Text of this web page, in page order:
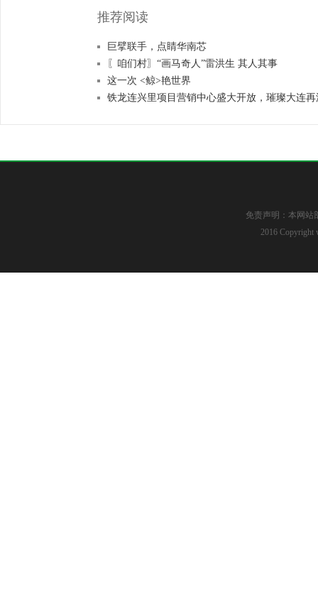
推荐阅读
巨擘联手，点睛华南芯​
〖咱们村〗“画马奇人”雷洪生 其人其事
这一次 <鲸>艳世界
铁龙连兴里项目营销中心盛大开放，璀璨大连
免责声明：本网站
2016